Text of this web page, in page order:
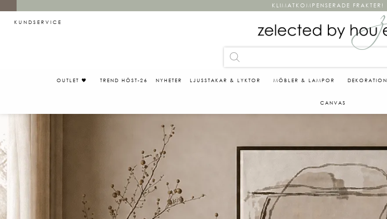
KLIMATKOMPENSERADE FRAKTER!
KUNDSERVICE
OUTLET 🖤 TREND HÖST-26 NYHETER LJUSSTAKAR & LYKTOR MÖBLER & LAMPOR DEKORATION
CANVAS